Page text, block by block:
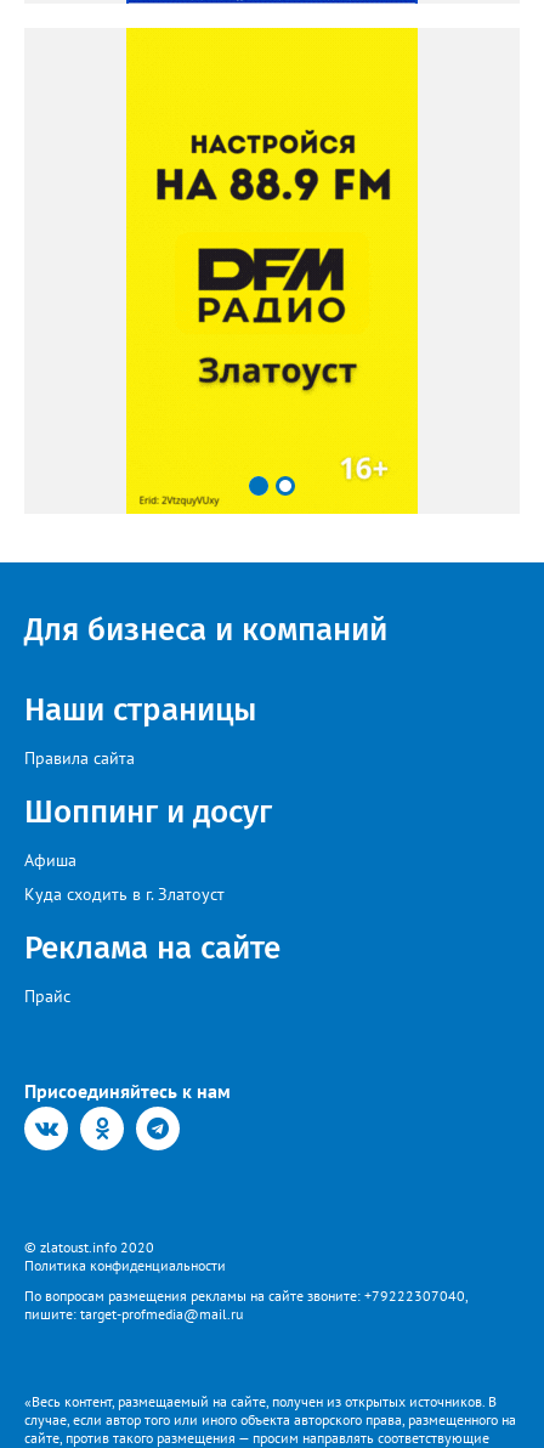
Для бизнеса и компаний
Наши страницы
Правила сайта
Шоппинг и досуг
Афиша
Куда сходить в г. Златоуст
Реклама на сайте
Прайс
Присоединяйтесь к нам
© zlatoust.info 2020
Политика конфиденциальности
По вопросам размещения рекламы на сайте звоните: +79222307040,
пишите: target-profmedia@mail.ru
«Весь контент, размещаемый на сайте, получен из открытых источников. В
случае, если автор того или иного объекта авторского права, размещенного на
сайте, против такого размещения — просим направлять соответствующие